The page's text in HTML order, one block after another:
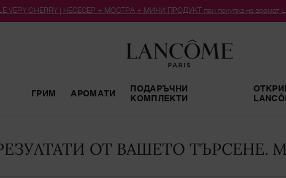
VERY CHERRY | НЕСЕСЕР + МОСТРА + МИНИ ПРОДУКТ при покупка на аромат
ГРИМ АРОМАТИ
ПОДАРЪЧНИ
КОМПЛЕКТИ
ОТ ВАШЕТО ТЪРСЕНЕ.